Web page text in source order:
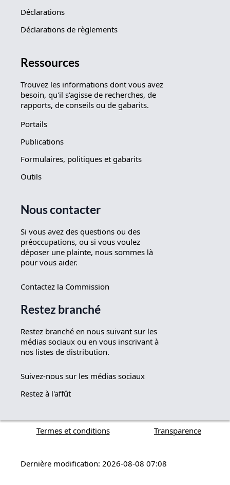
Déclarations
Déclarations de règlements
Ressources
Trouvez les informations dont vous avez
besoin, qu'il s'agisse de recherches, de
rapports, de conseils ou de gabarits.
Portails
Publications
Formulaires, politiques et gabarits
Outils
Nous contacter
Si vous avez des questions ou des
préoccupations, ou si vous voulez
déposer une plainte, nous sommes là
pour vous aider.
Contactez la Commission
Restez branché
Restez branché en nous suivant sur les
médias sociaux ou en vous inscrivant à
nos listes de distribution.
Suivez-nous sur les médias sociaux
Restez à l'affût
Termes et conditions Transparence
Dernière modification: 2026-08-08 07:08